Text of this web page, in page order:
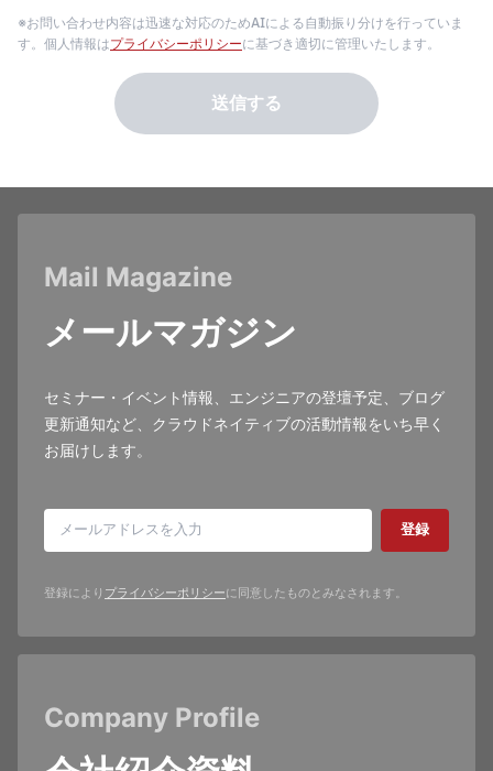
※お問い合わせ内容は迅速な対応のためAIによる自動振り分けを行っていま
す。個人情報はプライバシーポリシーに基づき適切に管理いたします。
送信する
Mail Magazine
メールマガジン
セミナー・イベント情報、エンジニアの登壇予定、ブログ
更新通知など、クラウドネイティブの活動情報をいち早く
お届けします。
登録
登録により プライバシーポリシーに同意したものとみなされます。
Company Profile